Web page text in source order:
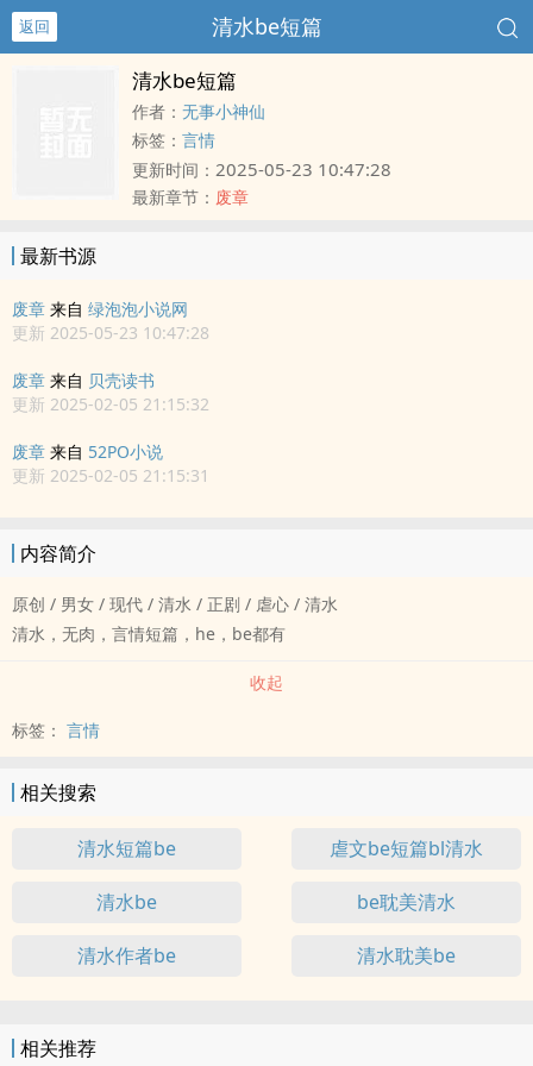
返回 清水be短篇
清水be短篇
作者： 无事小神仙
标签： 言情
更新时间： 2025-05-23 10:47:28
最新章节： 废章
最新书源
废章 来自 绿泡泡小说网
更新 2025-05-23 10:47:28
废章 来自 贝壳读书
更新 2025-02-05 21:15:32
废章 来自 52PO小说
更新 2025-02-05 21:15:31
内容简介
原创 / 男女 / 现代 / 清水 / 正剧 / 虐心 / 清水
清水，无肉，言情短篇，he，be都有
收起
标签： 言情
相关搜索
清水短篇be 虐文be短篇bl清水
清水be be耽美清水
清水作者be 清水耽美be
相关推荐